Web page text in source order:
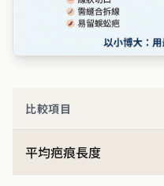
比較項目
平均疤痕長度